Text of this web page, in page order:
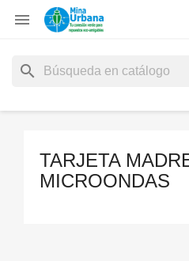

search
TARJETA
MICROONDAS